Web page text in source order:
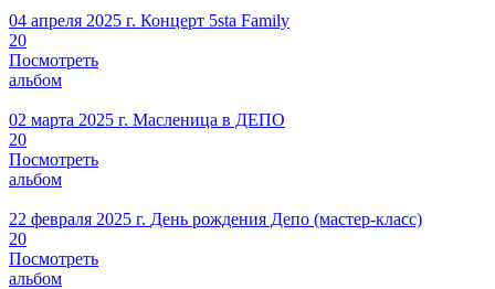
04 апреля 2025 г. Концерт 5sta Family
20
Посмотреть
альбом
02 марта 2025 г. Масленица в ДЕПО
20
Посмотреть
альбом
22 февраля 2025 г. День рождения Депо (мастер-класс)
20
Посмотреть
альбом